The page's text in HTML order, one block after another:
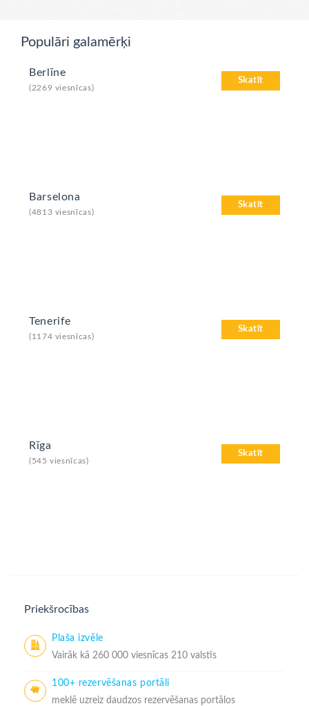
Populāri galamērķi
Skatīt
Berlīne
(2269 viesnīcas)
Skatīt
Barselona
(4813 viesnīcas)
Skatīt
Tenerife
(1174 viesnīcas)
Skatīt
Rīga
(545 viesnīcas)
Priekšrocības
Plaša izvēle
Vairāk kā 260 000 viesnīcas 210 valstīs
100+ rezervēšanas portāli
meklē uzreiz daudzos rezervēšanas portālos